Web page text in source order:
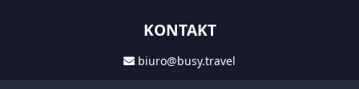
KONTAKT
biuro@busy.travel